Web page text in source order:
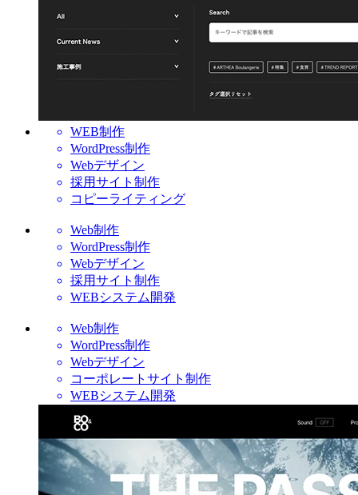
WEB制作
WordPress制作
Webデザイン
採用サイト制作
コピーライティング
Web制作
WordPress制作
Webデザイン
採用サイト制作
WEBシステム開発
Web制作
WordPress制作
Webデザイン
コーポレートサイト制作
WEBシステム開発